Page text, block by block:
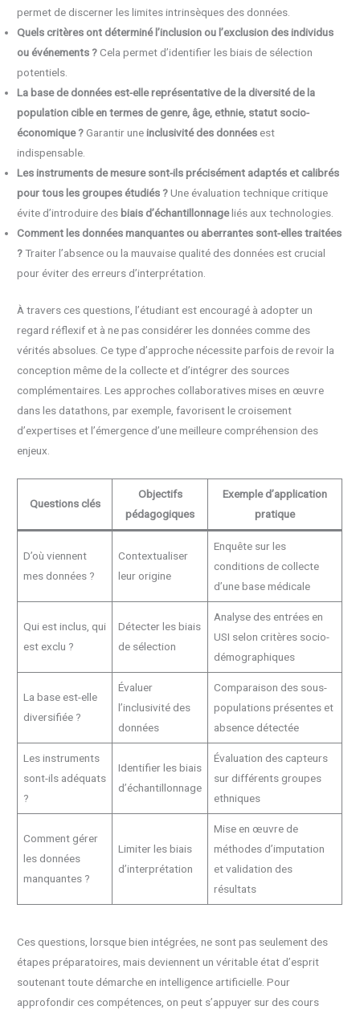
permet de discerner les limites intrinsèques des données.
Quels critères ont déterminé l’inclusion ou l’exclusion des individus
ou événements ?Cela permet d’identifier les biais de sélection
potentiels.
La base de données est-elle représentative de la diversité de la
population cible en termes de genre, âge, ethnie, statut socio-
économique ?Garantir uneinclusivité des données est
indispensable.
Les instruments de mesure sont-ils précisément adaptés et calibrés
pour tous les groupes étudiés ?Une évaluation technique critique
évite d’introduire des biais d’échantillonnageliés aux technologies.
Comment les données manquantes ou aberrantes sont-elles traitées
?Traiter l’absence ou la mauvaise qualité des données est crucial
pour éviter des erreurs d’interprétation.
À travers ces questions, l’étudiant est encouragé à adopter un
regard réflexif et à ne pas considérer les données comme des
vérités absolues. Ce type d’approche nécessite parfois de revoir la
conception même de la collecte et d’intégrer des sources
complémentaires. Les approches collaboratives mises en œuvre
dans les datathons, par exemple, favorisent le croisement
d’expertises et l’émergence d’une meilleure compréhension des
enjeux.
Questions clés
Objectifs
pédagogiques
Exemple d’application
pratique
D’où viennent
mes données ?
Contextualiser
leur origine
Enquête sur les
conditions de collecte
d’une base médicale
Qui est inclus, qui
est exclu ?
Détecter les biais
de sélection
Analyse des entrées en
USI selon critères socio-
démographiques
La base est-elle
diversifiée ?
Évaluer
l’inclusivité des
données
Comparaison des sous-
populations présentes et
absence détectée
Les instruments
sont-ils adéquats
?
Identifier les biais
d’échantillonnage
Évaluation des capteurs
sur différents groupes
ethniques
Comment gérer
les données
manquantes ?
Limiter les biais
d’interprétation
Mise en œuvre de
méthodes d’imputation
et validation des
résultats
Ces questions, lorsque bien intégrées, ne sont pas seulement des
étapes préparatoires, mais deviennent un véritable état d’esprit
soutenant toute démarche en intelligence artificielle. Pour
approfondir ces compétences, on peut s’appuyer sur des cours